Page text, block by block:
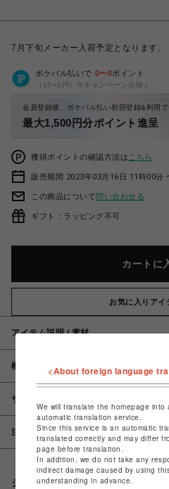
7月下旬メーカー入荷予定となります。
ポケパル払いで 0〜0ポイント
（1P=1円）※キャンペーン分除く
会員登録後、ポケパル払い初回登録&利用で
最大1,500円分ポイント進呈
獲得ポイントの確認方法は こちら
販売期間 2023年03月16日 11時00分
この商品について問い合わせる
ギフト：ラッピング不可
カートに
お気に入りアイ
アイテム説明 / 素材
概要
サイズ
注意事項
シェアする
<About foreign language
We will translate the homepage
automatic translation service.
Since this service is an automatic
translated correctly and may differ
page before translation.
In addition, we do not take any
indirect damage caused by using
understanding in advance.